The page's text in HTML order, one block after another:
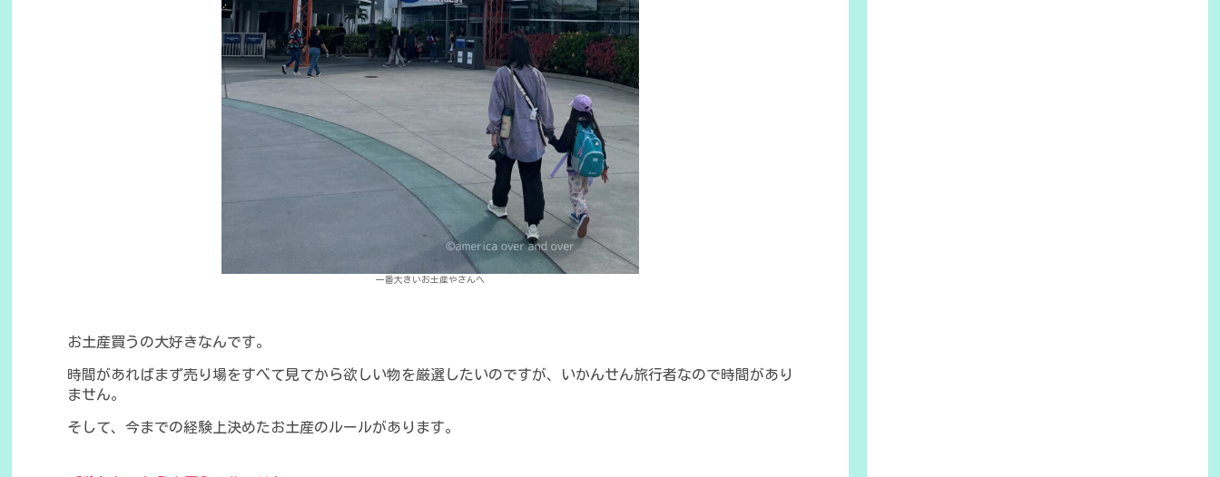
一番大きいお土産やさんへ
お土産買うの大好きなんです。
時間があればまず売り場をすべて見てから欲しい物を厳選したいのですが、いかんせん旅行者なので時間があり
ません。
そして、今までの経験上決めたお土産のルールがあります。